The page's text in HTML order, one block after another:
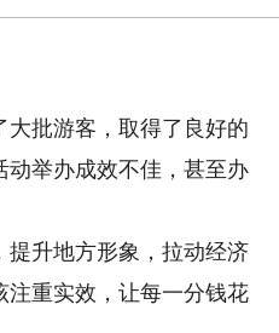
批游客，取得了良好的
动举办成效不佳，甚至办
升地方形象，拉动经济
注重实效，让每一分钱花